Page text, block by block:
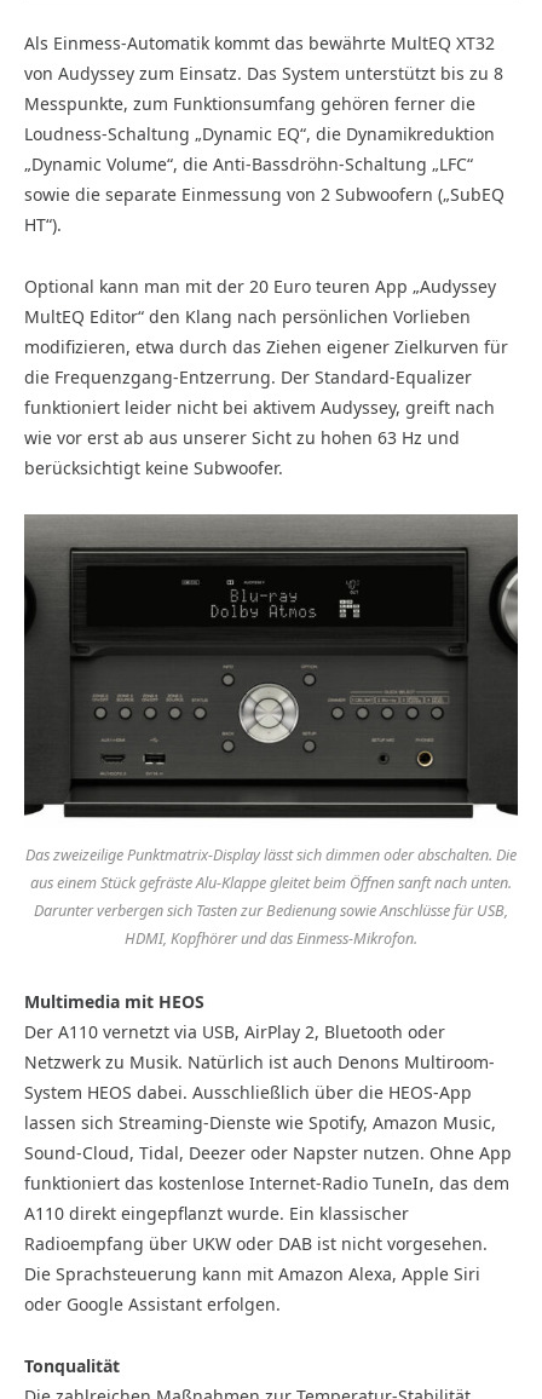
Als Einmess-Automatik kommt das bewährte MultEQ XT32
von Audys­sey zum Einsatz. Das System unterstützt bis zu 8
Mess­punkte, zum Funktionsumfang gehören ferner die
Loudness-Schaltung „Dynamic EQ“, die Dynamikreduktion
„Dynamic Volume“, die Anti-Bassdröhn-Schaltung „LFC“
sowie die separate Einmessung von 2 Subwoofern („SubEQ
HT“).
Optional kann man mit der 20 Euro teuren App „Audyssey
MultEQ Editor“ den Klang nach persönlichen Vorlieben
modifizieren, etwa durch das Ziehen eigener Zielkurven für
die Frequenzgang-Entzerrung. Der Standard-Equalizer
funktioniert leider nicht bei aktivem Audyssey, greift nach
wie vor erst ab aus unserer Sicht zu hohen 63 Hz und
berücksichtigt keine Subwoofer.
Das zweizeilige Punktmatrix-Display lässt sich dimmen oder abschalten. Die
aus einem Stück gefräste Alu-Klappe gleitet beim Öffnen sanft nach unten.
Darunter verbergen sich Tasten zur Bedienung sowie Anschlüsse für USB,
HDMI, Kopf­hörer und das Einmess-Mikrofon.
Multimedia mit HEOS
Der A110 vernetzt via USB, AirPlay 2, Blue­tooth oder
Netzwerk zu Musik. Natürlich ist auch Denons Multiroom-
System HEOS dabei. Ausschließlich über die HEOS-App
lassen sich Strea­ming-Dienste wie Spotify, Amazon Music,
Sound-Cloud, Tidal, Deezer oder Napster nutzen. Ohne App
funktioniert das kostenlose Internet-Radio TuneIn, das dem
A110 direkt eingepflanzt wurde. Ein klassischer
Radioempfang über UKW oder DAB ist nicht vorgesehen.
Die Sprachsteuerung kann mit Amazon Alexa, Apple Siri
oder Google Assistant erfolgen.
Tonqualität